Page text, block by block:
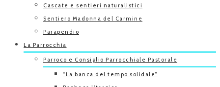
Cascate e sentieri naturalistici
Sentiero Madonna del Carmine
Parapendio
La Parrocchia
Parroco e Consiglio Parrocchiale Pastorale
“La banca del tempo solidale”